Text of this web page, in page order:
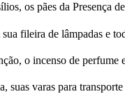
os pães da Presença
fileira de lâmpadas e
o incenso de perfume
suas varas para